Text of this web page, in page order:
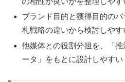
ブランド目的と獲得目的の
札戦略の違いから検討しやす
他媒体との役割分担を、「
ータ」をもとに設計しやすい